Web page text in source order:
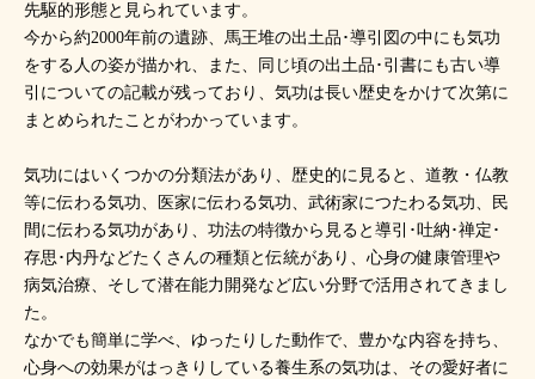
先駆的形態と見られています。
今から約2000年前の遺跡、馬王堆の出土品･導引図の中にも気功
をする人の姿が描かれ、また、同じ頃の出土品･引書にも古い導
引についての記載が残っており、気功は長い歴史をかけて次第に
まとめられたことがわかっています。
気功にはいくつかの分類法があり、歴史的に見ると、道教・仏教
等に伝わる気功、医家に伝わる気功、武術家につたわる気功、民
間に伝わる気功があり、功法の特徴から見ると導引･吐納･禅定･
存思･内丹などたくさんの種類と伝統があり、心身の健康管理や
病気治療、そして潜在能力開発など広い分野で活用されてきまし
た。
なかでも簡単に学べ、ゆったりした動作で、豊かな内容を持ち、
心身への効果がはっきりしている養生系の気功は、その愛好者に